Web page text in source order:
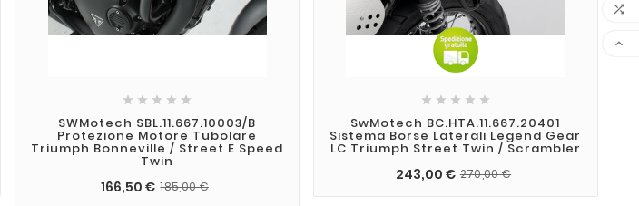
    
SWMotech SBL.11.667.10003/B
Protezione Motore Tubolare
Triumph Bonneville / Street E Speed
Twin
166,50 € 185,00 €
    
SwMotech BC.HTA.11.667.20401
Sistema Borse Laterali Legend Gear
LC Triumph Street Twin / Scrambler
243,00 € 270,00 €

